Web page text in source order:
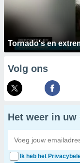
Tornado's en
Volg ons
Het weer in uw
Ik heb het